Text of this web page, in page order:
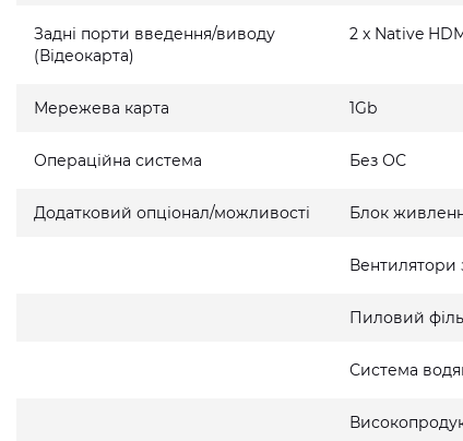
Задні порти введення/виводу
(Відеокарта)
2 x Native
Мережева карта 1Gb
Операційна система Без ОС
Додатковий опціонал/можливості Блок
Вентилятори
Пиловий
Система